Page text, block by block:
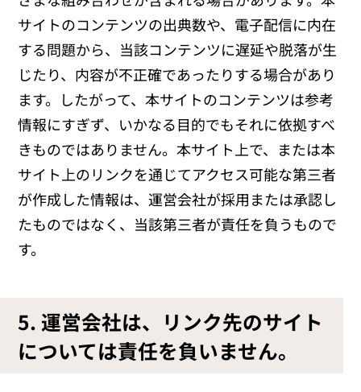
サイトのコンテンツの出典数や、電子配信に内在
する問題から、当該コンテンツに遅延や脱落が生
じたり、内容が不正確であったりする場合があり
ます。したがって、本サイトのコンテンツは参考
情報にすぎず、いかなる目的でもそれに依拠すべ
きものではありません。本サイト上で、または本
サイト上のリンクを通じてアクセス可能な第三者
が作成した情報は、運営会社が採用または承認し
たものではなく、当該第三者が責任を負うもので
す。
5. 運営会社は、リンク先のサイト
については責任を負いません。